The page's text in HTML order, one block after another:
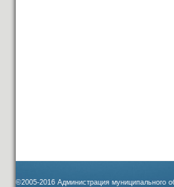
©2005-2016 Администрация муниципального